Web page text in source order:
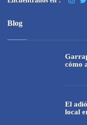
Blog
cómo
El
local